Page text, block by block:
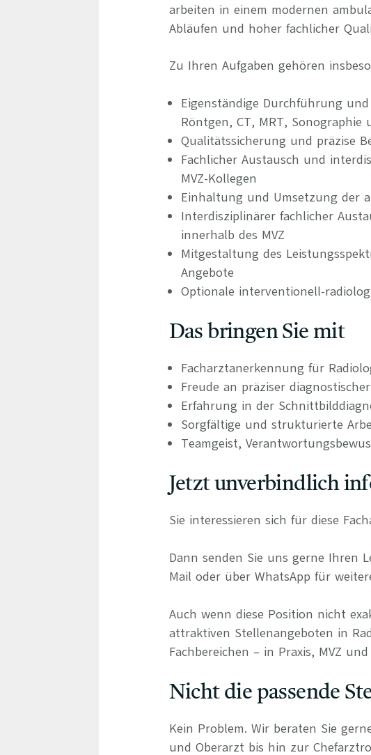
arbeiten in einem modernen
Abläufen und hoher fachlicher
Zu Ihren Aufgaben gehören
Eigenständige Durchführung
Röntgen, CT, MRT, Sonographie
Qualitätssicherung und präzise
Fachlicher Austausch und
MVZ-Kollegen
Einhaltung und Umsetzung der
Interdisziplinärer fachlicher
innerhalb des MVZ
Mitgestaltung des
Angebote
Optionale interventionell-
Das bringen Sie mit
Facharztanerkennung für
Freude an präziser
Erfahrung in der
Sorgfältige und strukturierte
Teamgeist,
Jetzt unverbindlich
Sie interessieren sich für diese
Dann senden Sie uns gerne Ihren
Mail oder über WhatsApp für
Auch wenn diese Position nicht
attraktiven Stellenangeboten in
Fachbereichen – in Praxis, MVZ
Nicht die passende
Kein Problem. Wir beraten Sie
und Oberarzt bis hin zur